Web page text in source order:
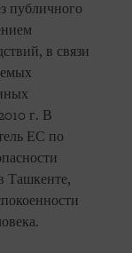
публичного
в связи
г. В
ЕС по
Ташкенте,